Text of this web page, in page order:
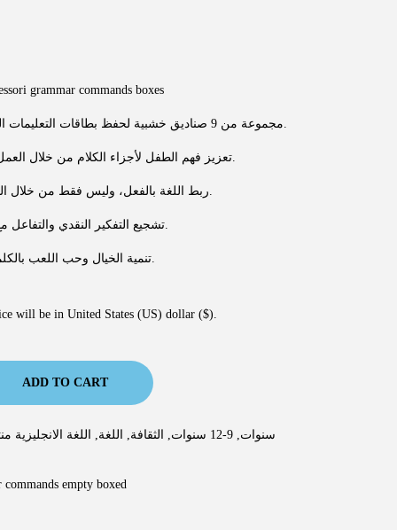
grammar commands boxes
مجموعة من 9 صناديق خشبية لحفظ بطاقات التعليمات الخاصة بأنشطة القواعد النحوية.
تعزيز فهم الطفل لأجزاء الكلام من خلال العمل الحركي والتجريبي.
ربط اللغة بالفعل، وليس فقط من خلال التكرار أو الحفظ.
تشجيع التفكير النقدي والتفاعل مع اللغة.
تنمية الخيال وحب اللعب بالكلمات.
will be in United States (US) dollar ($).
ADD TO CART
6-9 سنوات, 9-12 سنوات , الثقافة, اللغة, اللغة الانجليزية
empty boxed